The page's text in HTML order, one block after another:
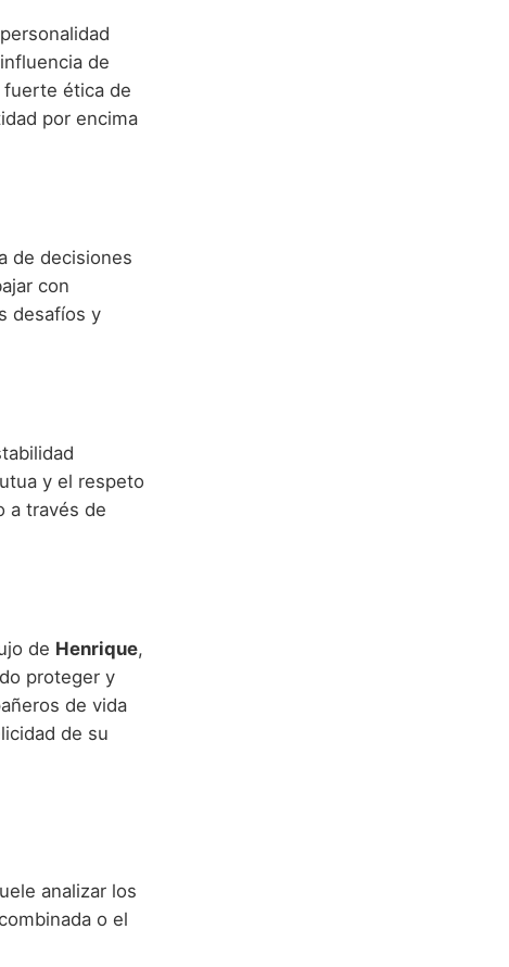
de
fuerte ética de
por encima
de decisiones
con
desafíos y
y el respeto
a través de
de Henrique,
proteger y
de vida
de su
analizar los
o el